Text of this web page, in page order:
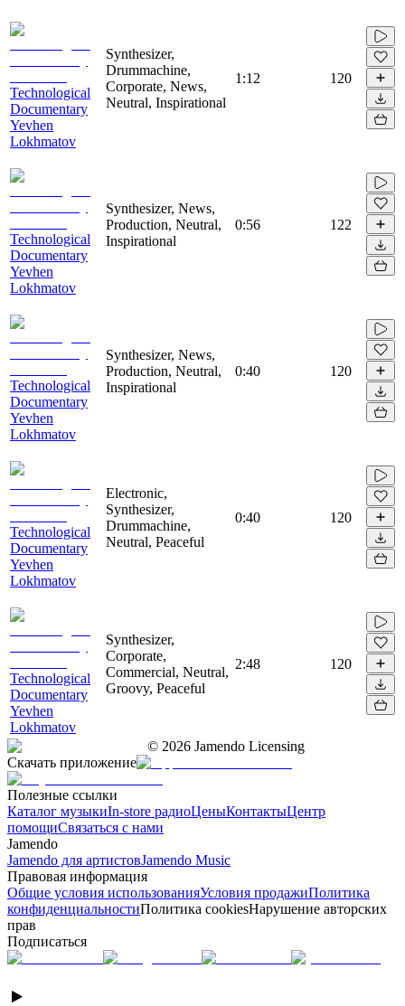
Technological
Documentary
Yevhen
Lokhmatov
Synthesizer,
Drummachine,
Corporate, News,
Neutral, Inspirational
1:12 120
Technological
Documentary
Yevhen
Lokhmatov
Synthesizer, News,
Production, Neutral,
Inspirational
0:56 122
Technological
Documentary
Yevhen
Lokhmatov
Synthesizer, News,
Production, Neutral,
Inspirational
0:40 120
Technological
Documentary
Yevhen
Lokhmatov
Electronic,
Synthesizer,
Drummachine,
Neutral, Peaceful
0:40 120
Technological
Documentary
Yevhen
Lokhmatov
Synthesizer,
Corporate,
Commercial, Neutral,
Groovy, Peaceful
2:48 120
© 2026 Jamendo Licensing
Скачать приложение
Полезные ссылки
Каталог музыкиIn-store радиоЦеныКонтактыЦентр
помощиСвязаться с нами
Jamendo
Jamendo для артистовJamendo Music
Правовая информация
Общие условия использованияУсловия продажиПолитика
конфиденциальностиПолитика cookiesНарушение авторских
прав
Подписаться